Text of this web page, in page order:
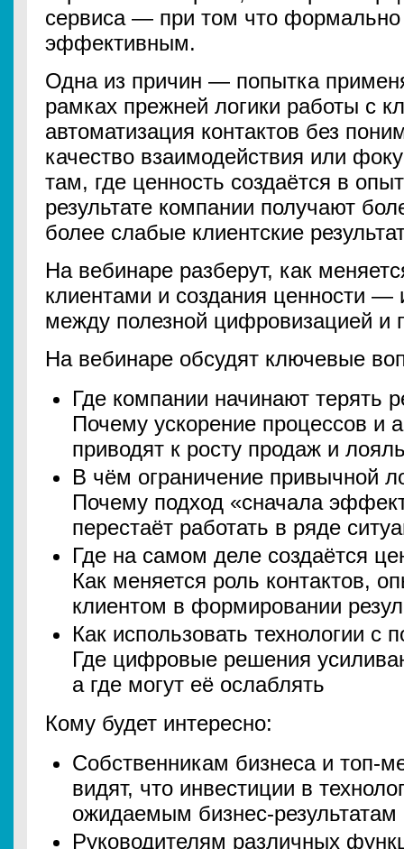
сервиса — при том что формально
эффективным.
Одна из причин — попытка
рамках прежней логики работы с
автоматизация контактов без
качество взаимодействия или
там, где ценность создаётся в
результате компании получают
более слабые клиентские
На вебинаре разберут, как
клиентами и создания ценности —
между полезной цифровизацией и
На вебинаре обсудят ключевые
Где компании начинают терять
Почему ускорение процессов и
приводят к росту продаж и
В чём ограничение привычной
Почему подход «сначала
перестаёт работать в ряде
Где на самом деле создаётся
Как меняется роль контактов,
клиентом в формировании
Как использовать технологии с
Где цифровые решения
а где могут её ослаблять
Кому будет интересно:
Собственникам бизнеса и топ-
видят, что инвестиции в
ожидаемым бизнес-результатам
Руководителям различных